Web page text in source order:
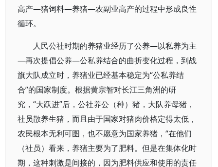
高产—猪饲料—养猪—农副业高产的过程中形成良性
循环。
人民公社时期的养猪业经历了公养—以私养为主
—再次提倡公养—公私养结合的曲折变化过程，到战
旗大队成立时，养猪业已经基本稳定为“公私养结
合”的国家制度。根据黄宗智对长江三角洲的研
究，“大跃进”后，公社养公（种）猪，大队养母猪，
社员散养生猪，而且由于国家对猪肉价格定得太低，
农民根本无利可图，也不愿意为国家养猪，“在他们
（社员）看来，养猪主要为了肥料。但是在集体化时
期，这种刺激是间接的，因为肥料供应和使用的责任